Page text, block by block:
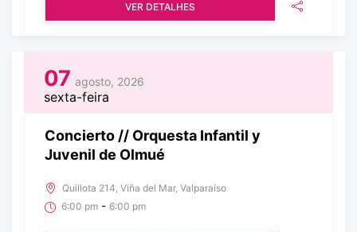
VER DETALHES
07 agosto, 2026
sexta-feira
Concierto // Orquesta Infantil y
Juvenil de Olmué
Quillota 214, Viña del Mar, Valparaíso
6:00 pm - 6:00 pm